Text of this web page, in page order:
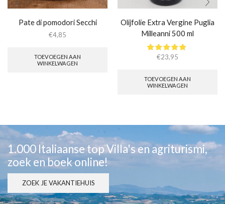
Pate di pomodori Secchi
€4,85
TOEVOEGEN AAN
WINKELWAGEN
Olijfolie Extra Vergine Puglia
Milleanni 500 ml
€23,95
TOEVOEGEN AAN
WINKELWAGEN
1.000 Italiaanse top Villa's en agriturismi,
zoek en boek online!
ZOEK JE VAKANTIEHUIS